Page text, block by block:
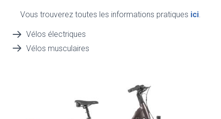
Vous trouverez toutes les informations pratiques ici.
Vélos électriques
Vélos musculaires